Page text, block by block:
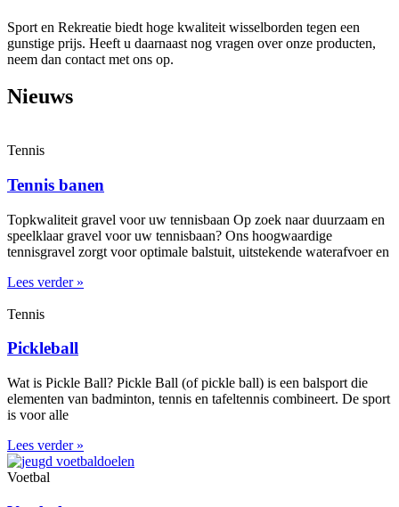
Sport en Rekreatie biedt hoge kwaliteit wisselborden tegen een
gunstige prijs. Heeft u daarnaast nog vragen over onze producten,
neem dan contact met ons op.
Nieuws
Tennis
Tennis banen
Topkwaliteit gravel voor uw tennisbaan Op zoek naar duurzaam en
speelklaar gravel voor uw tennisbaan? Ons hoogwaardige
tennisgravel zorgt voor optimale balstuit, uitstekende waterafvoer en
Lees verder »
Tennis
Pickleball
Wat is Pickle Ball? Pickle Ball (of pickle ball) is een balsport die
elementen van badminton, tennis en tafeltennis combineert. De sport
is voor alle
Lees verder »
Voetbal